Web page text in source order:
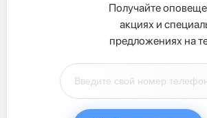
Получайте
акциях и
предложениях на